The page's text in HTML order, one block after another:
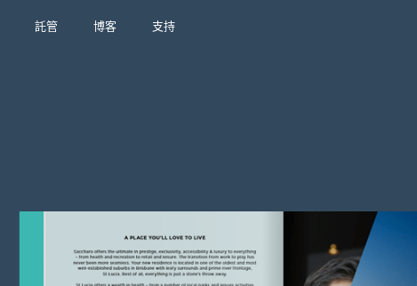
託管 博客 支持